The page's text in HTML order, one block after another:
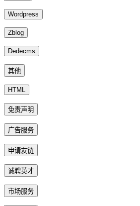
Wordpress
Zblog
Dedecms
其他
HTML
免责声明
广告服务
申请友链
诚聘英才
市场服务